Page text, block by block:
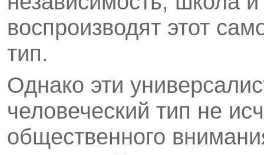
воспроизводят этот
тип.
Однако эти
человеческий тип не
общественного